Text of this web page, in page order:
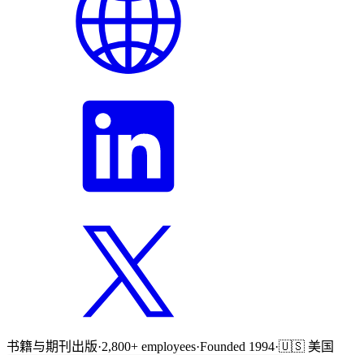
书籍与期刊出版·2,800+ employees·Founded 1994·🇺🇸 美国